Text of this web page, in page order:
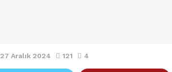
27 Aralık 2024 121 4